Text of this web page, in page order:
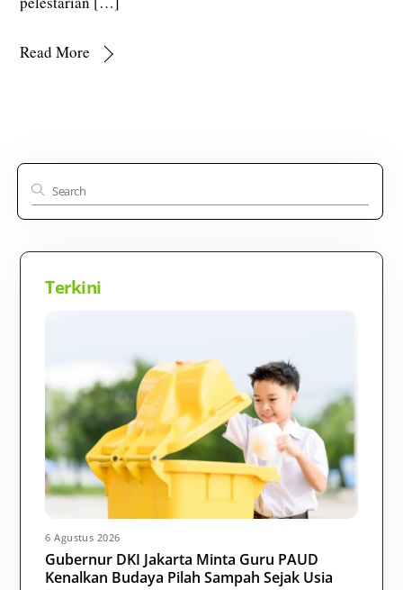
Read More
Terkini
6 Agustus 2026
Gubernur DKI Jakarta Minta Guru PAUD
Kenalkan Budaya Pilah Sampah Sejak Usia